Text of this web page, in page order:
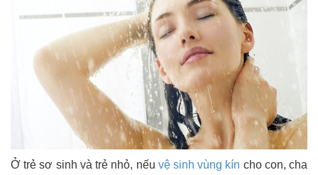
Ở trẻ sơ sinh và trẻ nhỏ, nếu vệ sinh vùng kín cho con, cha